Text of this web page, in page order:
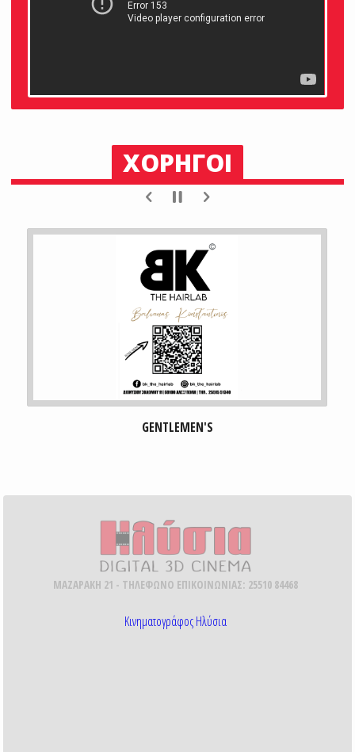
ΧΟΡΗΓΟΙ
GENTLEMEN'S
ΜΑΖΑΡΑΚΗ 21 - ΤΗΛΕΦΩΝΟ ΕΠΙΚΟΙΝΩΝΙΑΣ: 25510 84468
Κινηματογράφος Ηλύσια